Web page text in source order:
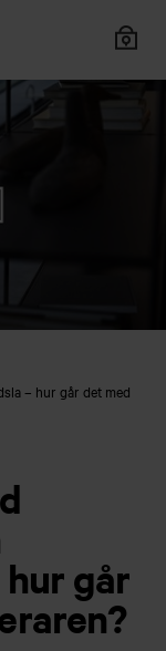
– hur går det med
går